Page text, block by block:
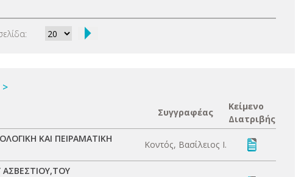
Συγγραφέας
Κείμενο
Διατριβής
ΚΑΙ ΠΕΙΡΑΜΑΤΙΚΗ
Κοντός, Βασίλειος Ι.